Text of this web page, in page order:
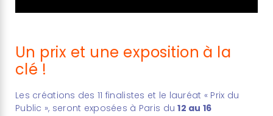
Un prix et une exposition à la
clé !
Les créations des 11 finalistes et le lauréat « Prix du
Public », seront exposées à Paris du12 au 16